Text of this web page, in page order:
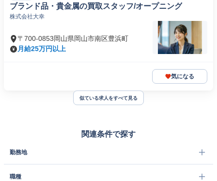
ブランド品・貴金属の買取スタッフ/オープニング
株式会社大幸
〒700-0853岡山県岡山市南区豊浜町
月給25万円以上
気になる
似ている求人をすべて見る
関連条件で探す
勤務地
職種